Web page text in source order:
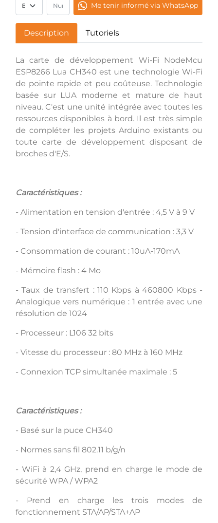
Me tenir informé via WhatsApp
Description Tutoriels
La carte de développement Wi-Fi NodeMcu
ESP8266 Lua CH340 est une technologie Wi-Fi
de pointe rapide et peu coûteuse. Technologie
basée sur LUA moderne et mature de haut
niveau. C'est une unité intégrée avec toutes les
ressources disponibles à bord. Il est très simple
de compléter les projets Arduino existants ou
toute carte de développement disposant de
broches d'E/S.
Caractéristiques :
- Alimentation en tension d'entrée : 4,5 V à 9 V
- Tension d'interface de communication : 3,3 V
- Consommation de courant : 10uA-170mA
- Mémoire flash : 4 Mo
- Taux de transfert : 110 Kbps à 460800 Kbps -
Analogique vers numérique : 1 entrée avec une
résolution de 1024
- Processeur : L106 32 bits
- Vitesse du processeur : 80 MHz à 160 MHz
- Connexion TCP simultanée maximale : 5
Caractéristiques :
- Basé sur la puce CH340
- Normes sans fil 802.11 b/g/n
- WiFi à 2,4 GHz, prend en charge le mode de
sécurité WPA / WPA2
- Prend en charge les trois modes de
fonctionnement STA/AP/STA+AP